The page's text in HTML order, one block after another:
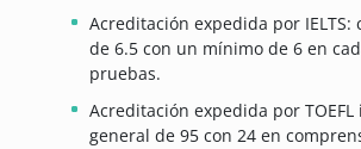
Acreditación expedida por IELTS:
de 6.5 con un mínimo de 6 en
pruebas.
Acreditación expedida por
general de 95 con 24 en